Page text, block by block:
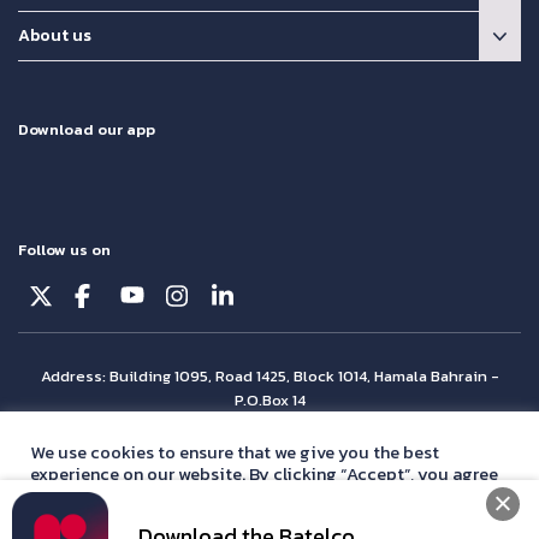
About us
Download our app
Follow us on
Address: Building 1095, Road 1425, Block 1014, Hamala Bahrain -
P.O.Box 14
© Batelco 2026 is part of the Beyon Group. All rights reserved.
We use cookies to ensure that we give you the best
experience on our website. By clicking “Accept”, you agree
with ourprivacy policy